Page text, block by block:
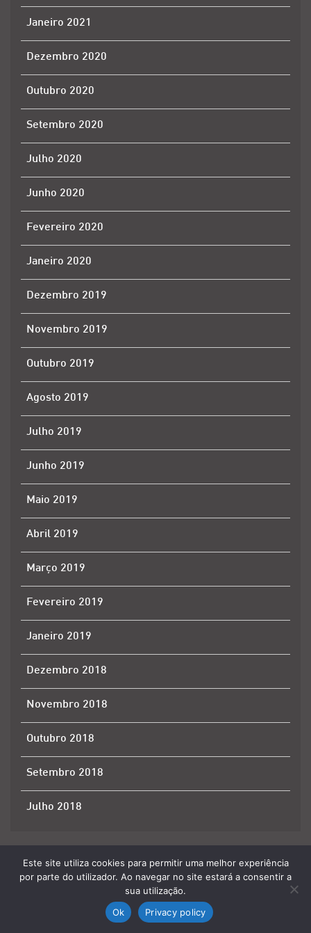
Janeiro 2021
Dezembro 2020
Outubro 2020
Setembro 2020
Julho 2020
Junho 2020
Fevereiro 2020
Janeiro 2020
Dezembro 2019
Novembro 2019
Outubro 2019
Agosto 2019
Julho 2019
Junho 2019
Maio 2019
Abril 2019
Março 2019
Fevereiro 2019
Janeiro 2019
Dezembro 2018
Novembro 2018
Outubro 2018
Setembro 2018
Julho 2018
ATÉ COMPOSTELA PELO CAMINHO DE
SANTIAGO
À MODA DO PORTO
Este site utiliza cookies para permitir uma melhor experiência
por parte do utilizador. Ao navegar no site estará a consentir a
sua utilização.
Ok
Privacy policy